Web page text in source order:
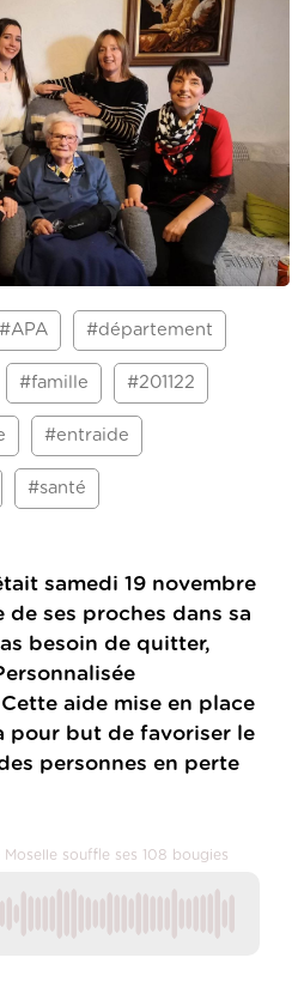
#APA #département
#famille #201122
#entraide
#santé
samedi 19 novembre
de ses proches dans sa
besoin de quitter,
aide mise en place
pour but de favoriser le
personnes en perte
Moselle souffle ses 108 bougies